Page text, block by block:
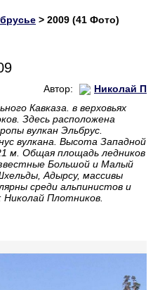
> 2009 (41 Фото)
Автор:
Николай П
Кавказа. в верховьях
Здесь расположена
вулкан Эльбрус.
вулкана. Высота Западной
м. Общая площадь ледников
Большой и Малый
Адырсу, массивы
среди альпинистов и
Плотников.